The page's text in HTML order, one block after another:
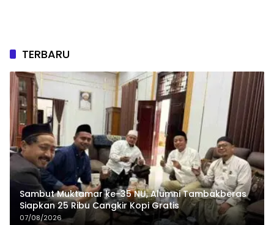
TERBARU
Sambut Muktamar ke-35 NU, Alumni Tambakberas
Siapkan 25 Ribu Cangkir Kopi Gratis
07/08/2026